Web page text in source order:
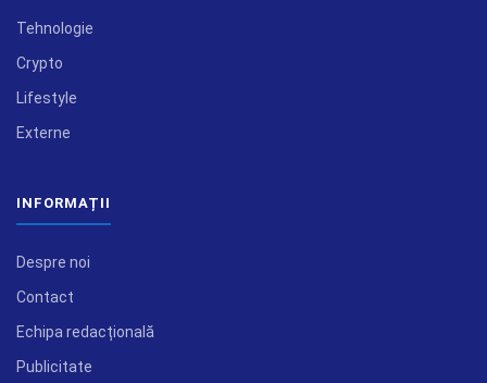
Tehnologie
Crypto
Lifestyle
Externe
INFORMAȚII
Despre noi
Contact
Echipa redacțională
Publicitate